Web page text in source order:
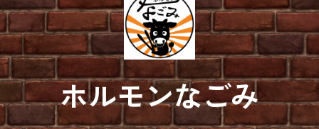
ホルモンなごみ